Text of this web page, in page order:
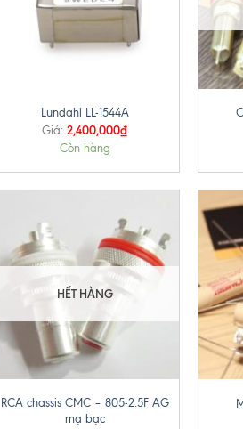
Lundahl LL-1544A
Giá: 2,400,000₫
Còn hàng
+
HẾT HÀNG
RCA chassis CMC – 805-2.5F AG
mạ bạc